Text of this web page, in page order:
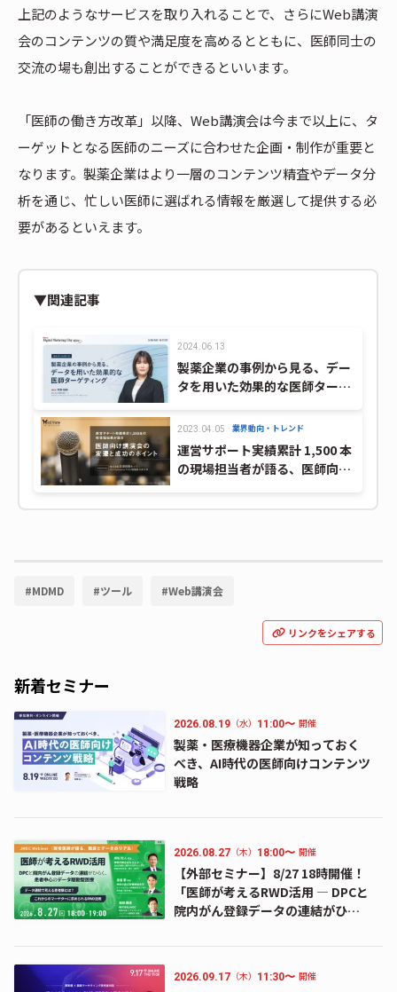
上記のようなサービスを取り入れることで、さらにWeb講演
会のコンテンツの質や満足度を高めるとともに、医師同士の
交流の場も創出することができるといいます。
「医師の働き方改革」以降、Web講演会は今まで以上に、タ
ーゲットとなる医師のニーズに合わせた企画・制作が重要と
なります。製薬企業はより一層のコンテンツ精査やデータ分
析を通じ、忙しい医師に選ばれる情報を厳選して提供する必
要があるといえます。
▼関連記事
2024.06.13
製薬企業の事例から見る、デー
タを用いた効果的な医師ターゲ
MDMD2024Summerレポート
2023.04.05 業界動向・トレンド
運営サポート実績累計 1,500 本
の現場担当者が語る、医師向け
#MDMD #ツール #Web講演会
リンクをシェアする
新着セミナー
2026.08.19 （水） 11:00〜 開催
製薬・医療機器企業が知っておく
べき、AI時代の医師向けコンテンツ
戦略
2026.08.27 （木） 18:00〜 開催
【外部セミナー】8/27 18時開催！
「医師が考えるRWD活用 ― DPCと
院内がん登録データの連結がひら
2026.09.17 （木） 11:30〜 開催